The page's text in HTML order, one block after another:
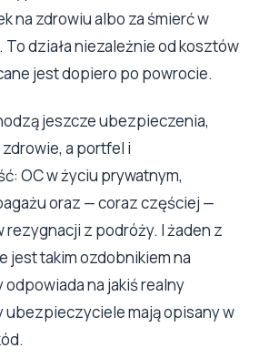
na zdrowiu albo za śmierć w
działa niezależnie od kosztów
jest dopiero po powrocie.
jeszcze ubezpieczenia,
a portfel i
OC w życiu prywatnym,
oraz — coraz częściej —
z podróży. I żaden z
jest takim ozdobnikiem na
na jakiś realny
ubezpieczyciele mają opisany w